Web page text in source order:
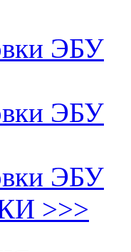
ЭБУ
ЭБУ
ЭБУ
>>>